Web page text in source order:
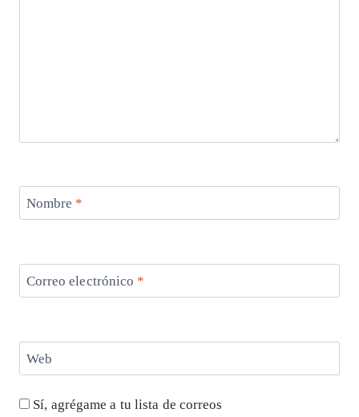
Nombre *
Correo electrónico *
Web
Sí, agrégame a tu lista de correos